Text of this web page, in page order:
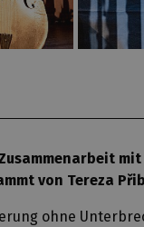
von Tereza
ohne